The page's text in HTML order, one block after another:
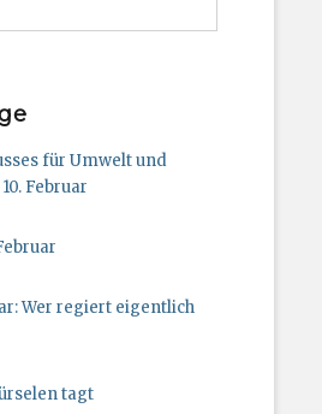
für Umwelt und
Februar
Wer regiert eigentlich
tagt